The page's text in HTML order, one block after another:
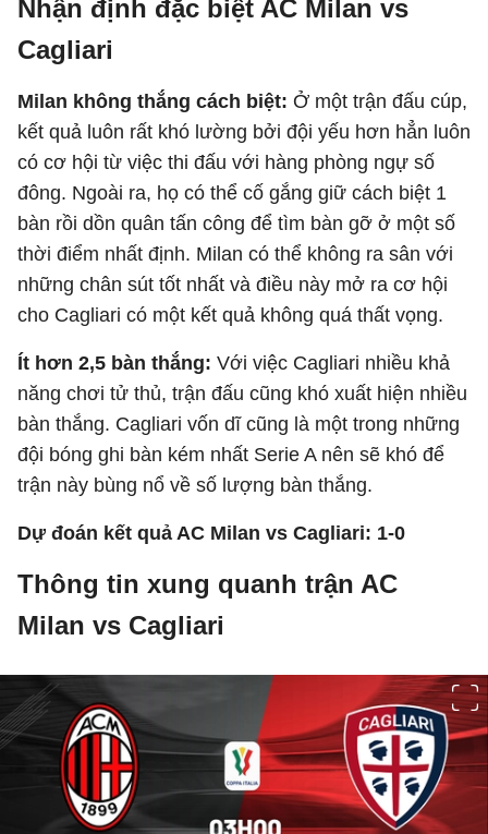
Nhận định đặc biệt AC Milan vs
Cagliari
Milan không thắng cách biệt: Ở một trận đấu cúp,
kết quả luôn rất khó lường bởi đội yếu hơn hẳn luôn
có cơ hội từ việc thi đấu với hàng phòng ngự số
đông. Ngoài ra, họ có thể cố gắng giữ cách biệt 1
bàn rồi dồn quân tấn công để tìm bàn gỡ ở một số
thời điểm nhất định. Milan có thể không ra sân với
những chân sút tốt nhất và điều này mở ra cơ hội
cho Cagliari có một kết quả không quá thất vọng.
Ít hơn 2,5 bàn thắng: Với việc Cagliari nhiều khả
năng chơi tử thủ, trận đấu cũng khó xuất hiện nhiều
bàn thắng. Cagliari vốn dĩ cũng là một trong những
đội bóng ghi bàn kém nhất Serie A nên sẽ khó để
trận này bùng nổ về số lượng bàn thắng.
Dự đoán kết quả AC Milan vs Cagliari: 1-0
Thông tin xung quanh trận AC
Milan vs Cagliari